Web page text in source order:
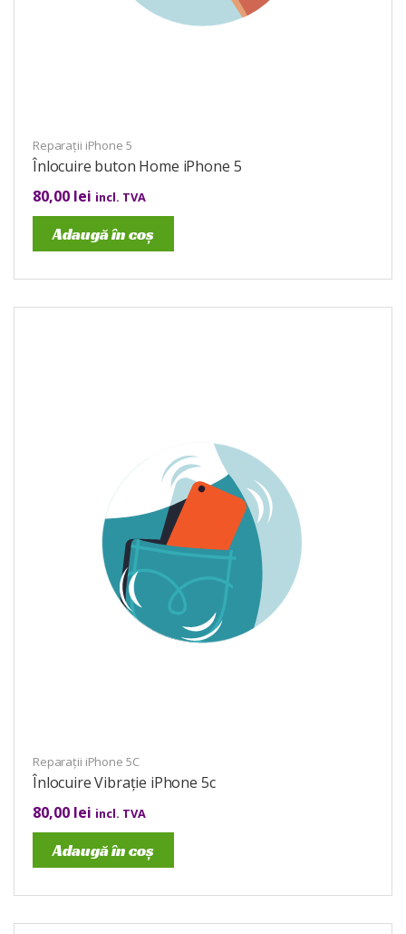
Reparații iPhone 5
Înlocuire buton Home iPhone 5
80,00 lei incl. TVA
Adaugă în coș
Reparații iPhone 5C
Înlocuire Vibrație iPhone 5c
80,00 lei incl. TVA
Adaugă în coș